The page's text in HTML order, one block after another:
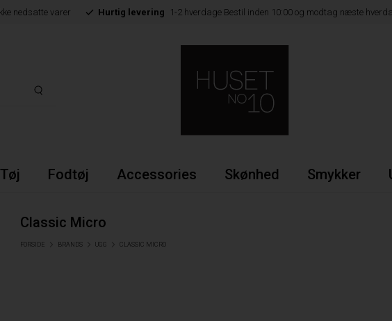
nedsatte varer Hurtig levering 1-2 hverdage Bestil inden 10:00 og modtag næste
Tøj Fodtøj Accessories Skønhed Smykker
Classic Micro
FORSIDE BRANDS UGG CLASSIC MICRO